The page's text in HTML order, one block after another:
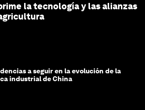
la tecnología y las alianzas
a seguir en la evolución de la
industrial de China